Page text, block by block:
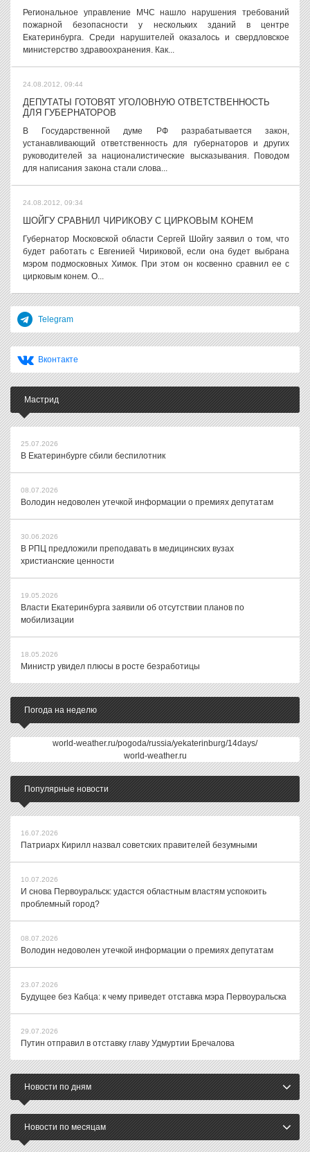
Региональное управление МЧС нашло нарушения требований
пожарной безопасности у нескольких зданий в центре
Екатеринбурга. Среди нарушителей оказалось и свердловское
министерство здравоохранения. Как...
24.08.2012, 09:44
ДЕПУТАТЫ ГОТОВЯТ УГОЛОВНУЮ ОТВЕТСТВЕННОСТЬ
ДЛЯ ГУБЕРНАТОРОВ
В Государственной думе РФ разрабатывается закон,
устанавливающий ответственность для губернаторов и других
руководителей за националистические высказывания. Поводом
для написания закона стали слова...
24.08.2012, 09:34
ШОЙГУ СРАВНИЛ ЧИРИКОВУ С ЦИРКОВЫМ КОНЕМ
Губернатор Московской области Сергей Шойгу заявил о том, что
будет работать с Евгенией Чириковой, если она будет выбрана
мэром подмосковных Химок. При этом он косвенно сравнил ее с
цирковым конем. О...
Telegram
Вконтакте
Мастрид
25.07.2026
В Екатеринбурге сбили беспилотник
08.07.2026
Володин недоволен утечкой информации о премиях депутатам
30.06.2026
В РПЦ предложили преподавать в медицинских вузах
христианские ценности
19.05.2026
Власти Екатеринбурга заявили об отсутствии планов по
мобилизации
18.05.2026
Министр увидел плюсы в росте безработицы
Погода на неделю
world-weather.ru/pogoda/russia/yekaterinburg/14days/
world-weather.ru
Популярные новости
16.07.2026
Патриарх Кирилл назвал советских правителей безумными
10.07.2026
И снова Первоуральск: удастся областным властям успокоить
проблемный город?
08.07.2026
Володин недоволен утечкой информации о премиях депутатам
23.07.2026
Будущее без Кабца: к чему приведет отставка мэра Первоуральска
29.07.2026
Путин отправил в отставку главу Удмуртии Бречалова
Новости по дням
Новости по месяцам